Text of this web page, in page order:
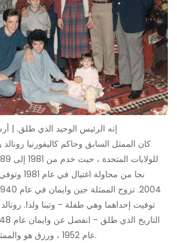
إنه الرئيس الوحيد الذي طلق. |
كان الممثل السابق وحاكم كاليفورنيا
للولايات المتحدة ، حيث خدم من 1981 إلى 1989 ، وفقًا لما ذكره
نجا من
توفيت إحداهما وهي طفلة - وتبنا ولدا.
عام 1952 ، ورزق هو والممثلة نانسي ديفيس بطفلين.